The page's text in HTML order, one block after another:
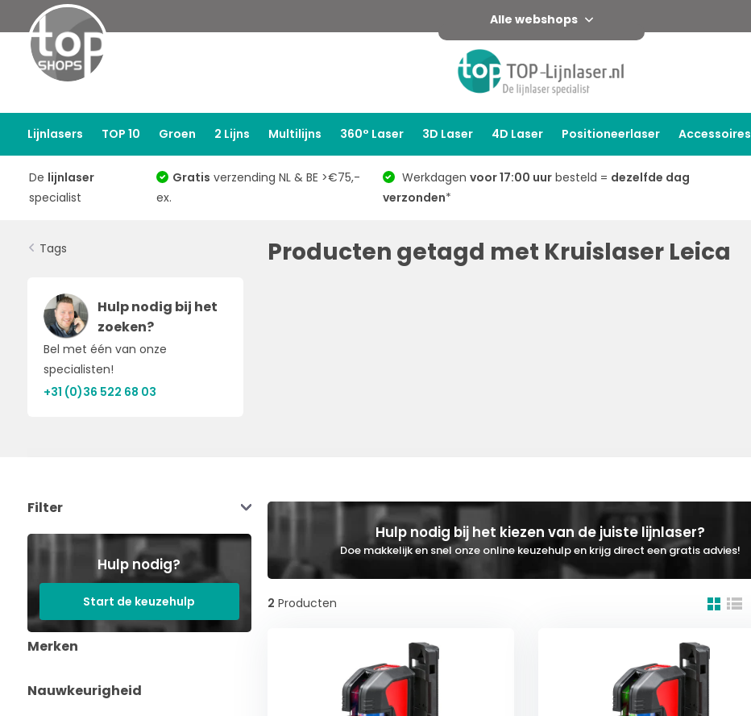
Alle webshops
Lijnlasers TOP 10 Groen 2 Lijns Multilijns 360° Laser 3D Laser 4D Laser Positioneerlaser Accessoires
De lijnlaser
specialist
Gratis verzending NL & BE >€75,-
ex.
Werkdagen voor 17:00 uurbesteld = dezelfde dag
verzonden*
Tags
Hulp nodig bij het
zoeken?
Bel met één van onze
specialisten!
+31 (0)36 522 68 03
Producten getagd met Kruislaser Leica
Filter
Hulp nodig?
Start de keuzehulp
Merken
Nauwkeurigheid
Hulp nodig bij het kiezen van de juiste lijnlaser?
Doe makkelijk en snel onze online keuzehulp en krijg direct een gratis advies!
2 Producten